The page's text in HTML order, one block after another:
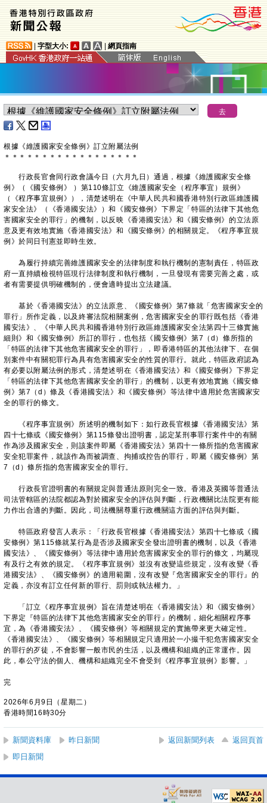
字型大小: 網頁指南
根據《維護國家安全條例》訂立附屬法例
＊ ＊ ＊ ＊ ＊ ＊ ＊ ＊ ＊ ＊ ＊ ＊ ＊ ＊ ＊ ＊ ＊ ＊
​行政長官會同行政會議今日（六月九日）通過，根據《維護國家安全條
例》（《國安條例》 ）第110條訂立《維護國家安全（程序事宜）規例》
（《程序事宜規例》），清楚述明在《中華人民共和國香港特別行政區維護國
家安全法》（《香港國安法》）和《國安條例》下界定「特區的法律下其他危
害國家安全的罪行」的機制，以反映《香港國安法》和《國安條例》的立法原
意及更有效地實施《香港國安法》和《國安條例》的相關規定。《程序事宜規
例》於同日刊憲並即時生效。
為履行持續完善維護國家安全的法律制度和執行機制的憲制責任，特區政
府一直持續檢視特區現行法律制度和執行機制，一旦發現有需要完善之處，或
者有需要提供明確機制的，便會適時提出立法建議。
基於《香港國安法》的立法原意、《國安條例》第7條就「危害國家安全的
罪行」所作定義，以及終審法院相關案例，危害國家安全的罪行既包括《香港
國安法》、《中華人民共和國香港特別行政區維護國家安全法第四十三條實施
細則》和《國安條例》所訂的罪行，也包括《國安條例》第7（d）條所指的
「特區的法律下其他危害國家安全的罪行」，即香港特區的其他法律下、在個
別案件中有關犯罪行為具有危害國家安全的性質的罪行。就此，特區政府認為
有必要以附屬法例的形式，清楚述明在《香港國安法》和《國安條例》下界定
「特區的法律下其他危害國家安全的罪行」的機制，以更有效地實施《國安條
例》第7（d）條及《香港國安法》和《國安條例》等法律中適用於危害國家安
全的罪行的條文。
《程序事宜規例》所述明的機制如下：如行政長官根據《香港國安法》第
四十七條或《國安條例》第115條發出證明書，認定某刑事罪行案件中的有關
作為涉及國家安全，則該案件即屬《香港國安法》第四十一條所指的危害國家
安全犯罪案件，就該作為而被調查、拘捕或控告的罪行，即屬《國安條例》第
7（d）條所指的危害國家安全的罪行。
行政長官證明書的有關規定與普通法原則完全一致。香港及英國等普通法
司法管轄區的法院都認為對於國家安全的評估與判斷，行政機關比法院更有能
力作出合適的判斷。因此，司法機關尊重行政機關這方面的評估與判斷。
特區政府發言人表示：「行政長官根據《香港國安法》第四十七條或《國
安條例》第115條就某行為是否涉及國家安全發出證明書的機制，以及《香港
國安法》、《國安條例》等法律中適用於危害國家安全的罪行的條文，均屬現
有及行之有效的規定。《程序事宜規例》並沒有改變這些規定，沒有改變《香
港國安法》、《國安條例》的適用範圍，沒有改變『危害國家安全的罪行』的
定義，亦沒有訂立任何新的罪行、罰則或執法權力。」
「訂立《程序事宜規例》旨在清楚述明在《香港國安法》和《國安條例》
下界定『特區的法律下其他危害國家安全的罪行』的機制，細化相關程序事
宜，為《香港國安法》、《國安條例》等相關規定的實施帶來更大確定性。
《香港國安法》、《國安條例》等相關規定只適用於一小撮干犯危害國家安全
的罪行的歹徒，不會影響一般市民的生活，以及機構和組織的正常運作。因
此，奉公守法的個人、機構和組織完全不會受到《程序事宜規例》影響。」
完
2026年6月9日（星期二）
香港時間16時30分
新聞資料庫 昨日新聞 返回新聞列表
返回頁首
即日新聞